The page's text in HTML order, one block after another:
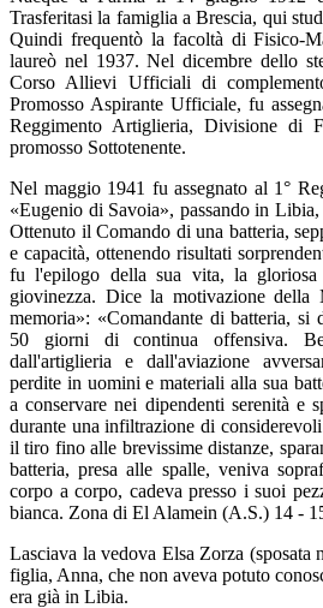
Trasferitasi la famiglia a Brescia, qui
Quindi frequentò la facoltà di Fisico-
laureò nel 1937. Nel dicembre dello
Corso Allievi Ufficiali di
Promosso Aspirante Ufficiale, fu
Reggimento Artiglieria, Divisione di
promosso Sottotenente.
Nel maggio 1941 fu assegnato al 1°
«Eugenio di Savoia», passando in
Ottenuto il Comando di una batteria,
e capacità, ottenendo risultati
fu l'epilogo della sua vita, la gloriosa
giovinezza. Dice la motivazione della
memoria»: «Comandante di batteria, si
50 giorni di continua offensiva.
dall'artiglieria e dall'aviazione
perdite in uomini e materiali alla sua
a conservare nei dipendenti serenità e
durante una infiltrazione di
il tiro fino alle brevissime distanze,
batteria, presa alle spalle, veniva
corpo a corpo, cadeva presso i suoi
bianca. Zona di El Alamein (A.S.) 14 -
Lasciava la vedova Elsa Zorza (sposata
figlia, Anna, che non aveva potuto
era già in Libia.